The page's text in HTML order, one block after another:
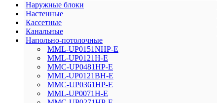
Наружные блоки
Настенные
Кассетные
Канальные
Напольно-потолочные
MML-UP0151NHP-E
MML-UP0121H-E
MMC-UP0481HP-E
MML-UP0121BH-E
MMC-UP0361HP-E
MML-UP0071H-E